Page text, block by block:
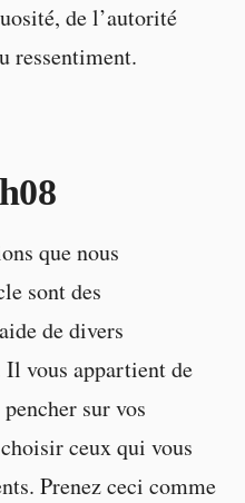
de l’autorité
ressentiment.
que nous
sont des
de divers
vous appartient de
sur vos
ceux qui vous
Prenez ceci comme